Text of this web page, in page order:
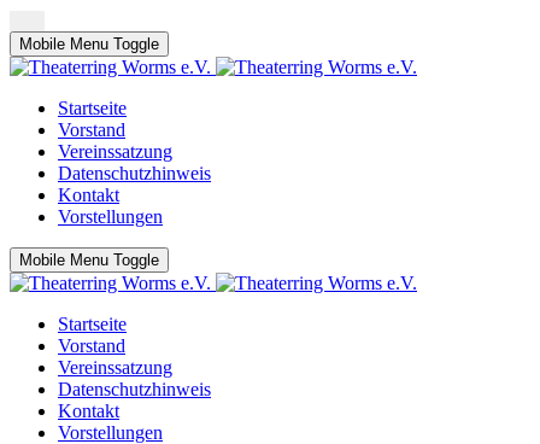
Mobile Menu Toggle
Startseite
Vorstand
Vereinssatzung
Datenschutzhinweis
Kontakt
Vorstellungen
Mobile Menu Toggle
Startseite
Vorstand
Vereinssatzung
Datenschutzhinweis
Kontakt
Vorstellungen